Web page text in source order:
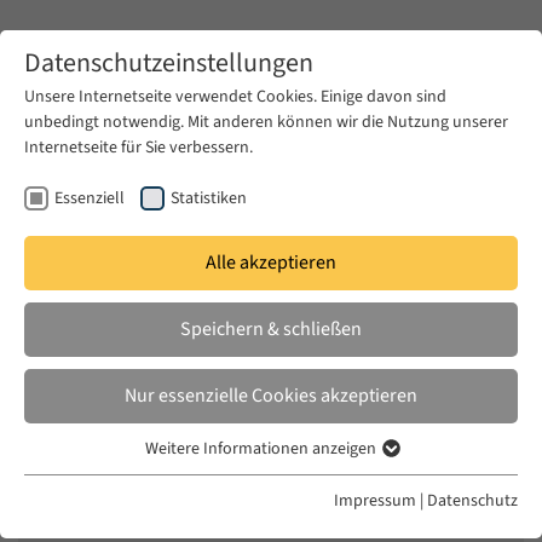
Zum Hauptinhalt springen
DI. 18 NOV. 2014
Scharia und säkularer Staat im
Nahen Osten und Europa
Datenschutzeinstellungen
Unsere Internetseite verwendet Cookies. Einige davon sind
unbedingt notwendig. Mit anderen können wir die Nutzung unserer
Internetseite für Sie verbessern.
Essenziell Statistiken
Alle akzeptieren
Speichern & schließen
Nur essenzielle Cookies akzeptieren
Essenzielle Cookies werden für grundlegende Funktionen der
Weitere Informationen anzeigen
Impressum | Datenschutz